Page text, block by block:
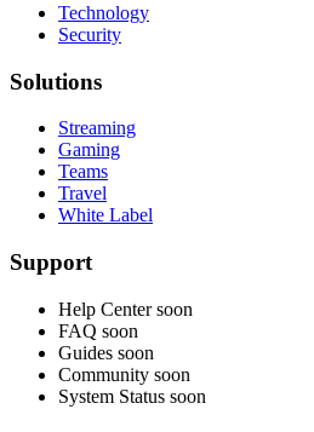
Technology
Security
Solutions
Streaming
Gaming
Teams
Travel
White Label
Support
Help Center soon
FAQ soon
Guides soon
Community soon
System Status soon